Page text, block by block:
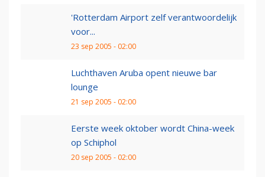
'Rotterdam Airport zelf verantwoordelijk
voor...
23 sep 2005 - 02:00
Luchthaven Aruba opent nieuwe bar
lounge
21 sep 2005 - 02:00
Eerste week oktober wordt China-week
op Schiphol
20 sep 2005 - 02:00